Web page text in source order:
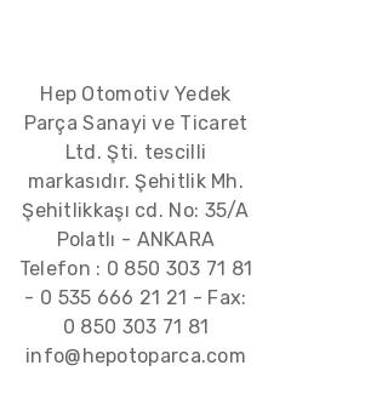
Hep Otomotiv Yedek
Parça Sanayi ve Ticaret
Ltd. Şti. tescilli
markasıdır. Şehitlik Mh.
Şehitlikkaşı cd. No: 35/A
Polatlı - ANKARA
Telefon : 0 850 303 71 81
- 0 535 666 21 21 - Fax:
0 850 303 71 81
info@hepotoparca.com